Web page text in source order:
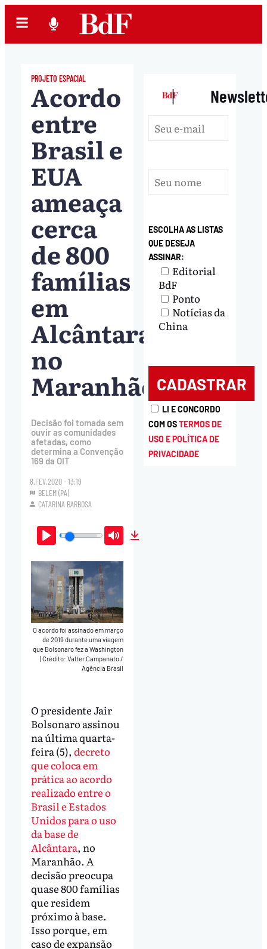
PROJETO ESPACIAL
Acordo
entre
Brasil e
EUA
ameaça
cerca
de 800
famílias
em
Alcântara,
no
Maranhão
Decisão foi tomada sem
ouvir as comunidades
afetadas, como
determina a Convenção
169 da OIT
8.FEV.2020 - 13:19
BELÉM (PA)
CATARINA BARBOSA
Play Mute
O acordo foi assinado em março
de 2019 durante uma viagem
que Bolsonaro fez a Washington
|Crédito: Valter Campanato /
Agência Brasil
O presidente Jair
Bolsonaro assinou
na última quarta-
feira (5), decreto
que coloca em
prática ao acordo
realizado entre o
Brasil e Estados
Unidos para o uso
da base de
Alcântara, no
Maranhão. A
decisão preocupa
quase 800 famílias
que residem
próximo à base.
Isso porque, em
caso de expansão
|
ESCOLHA AS LISTAS
QUE DESEJA
ASSINAR:
Editorial
BdF
Ponto
Notícias da
China
LI E CONCORDO
COM OSTERMOS DE
USO E POLÍTICA DE
PRIVACIDADE